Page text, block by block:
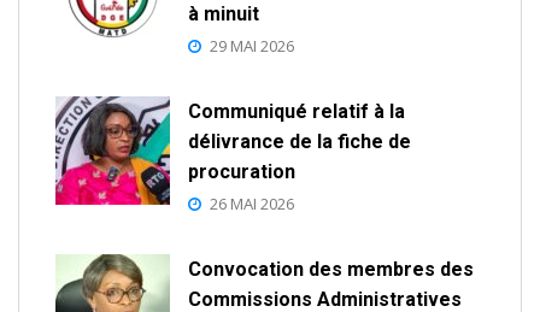
à minuit
29 MAI 2026
Communiqué relatif à la
délivrance de la fiche de
procuration
26 MAI 2026
Convocation des membres des
Commissions Administratives